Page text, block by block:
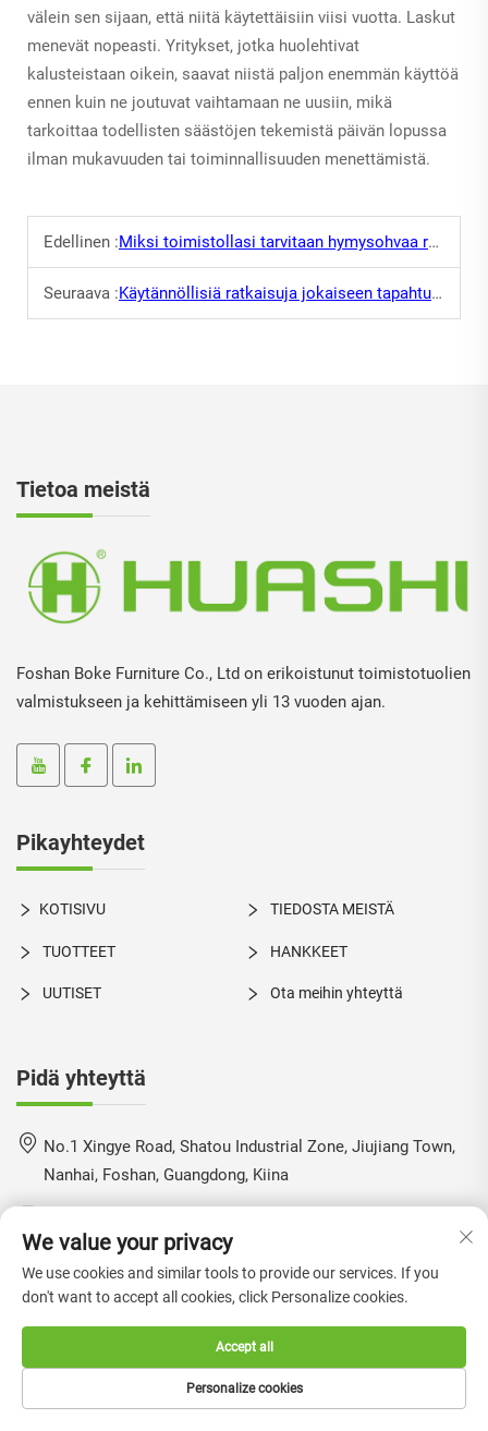
välein sen sijaan, että niitä käytettäisiin viisi vuotta. Laskut
menevät nopeasti. Yritykset, jotka huolehtivat
kalusteistaan oikein, saavat niistä paljon enemmän käyttöä
ennen kuin ne joutuvat vaihtamaan ne uusiin, mikä
tarkoittaa todellisten säästöjen tekemistä päivän lopussa
ilman mukavuuden tai toiminnallisuuden menettämistä.
Edellinen :Miksi toimistollasi tarvitaan hymysohvaa rauhalliseen levottomuuteen
Seuraava :Käytännöllisiä ratkaisuja jokaiseen tapahtumaan kynnyksellä
Tietoa meistä
Foshan Boke Furniture Co., Ltd on erikoistunut toimistotuolien
valmistukseen ja kehittämiseen yli 13 vuoden ajan.
Pikayhteydet
KOTISIVU TIEDOSTA MEISTÄ
TUOTTEET HANKKEET
UUTISET Ota meihin yhteyttä
Pidä yhteyttä
No.1 Xingye Road, Shatou Industrial Zone, Jiujiang Town,
Nanhai, Foshan, Guangdong, Kiina
[email protected]
Tietosuojakäytäntö
We value your privacy
We use cookies and similar tools to provide our services. If you
don't want to accept all cookies, click Personalize cookies.
Personalize cookies
Accept all